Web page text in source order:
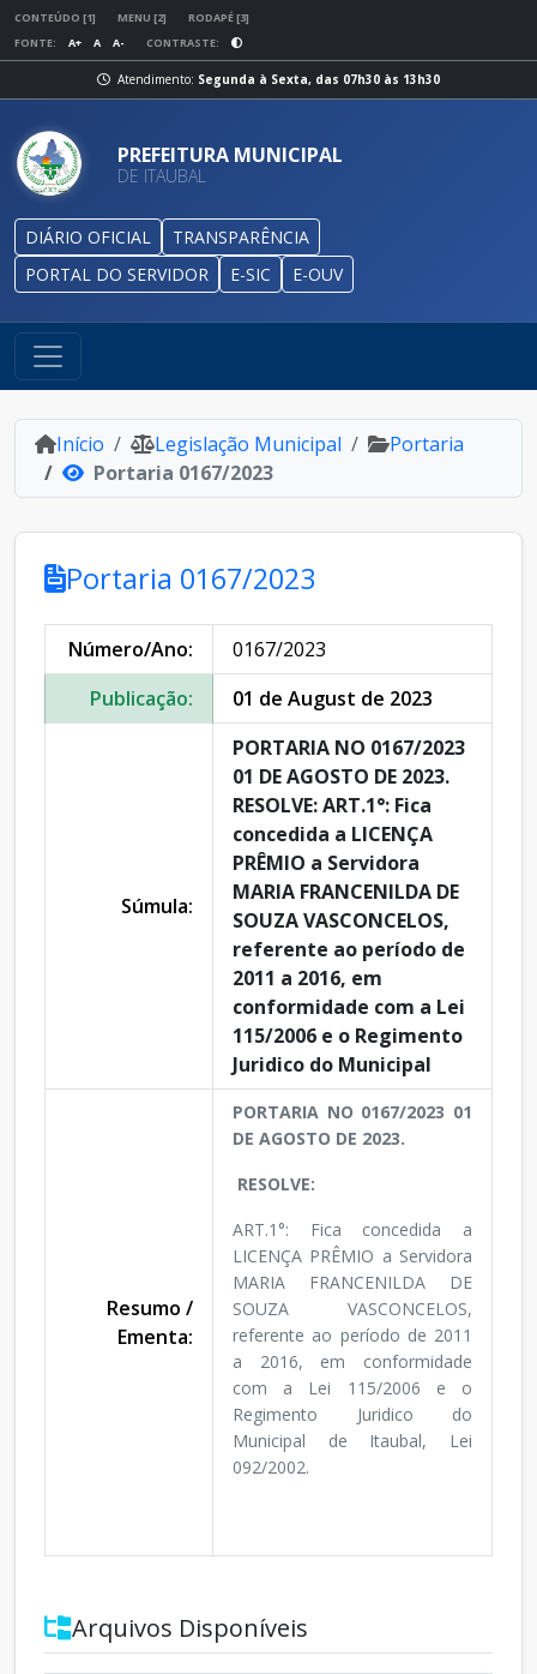
CONTEÚDO [1] MENU [2]
RODAPÉ [3]
FONTE:
A+ A A- CONTRASTE:
Atendimento: Segunda à Sexta, das 07h30 às 13h30
PREFEITURA MUNICIPAL
DE ITAUBAL
DIÁRIO OFICIAL
TRANSPARÊNCIA
PORTAL DO SERVIDOR
E-SIC E-OUV
Início Legislação Municipal
Portaria
Portaria 0167/2023
Portaria 0167/2023
Número/Ano:
0167/2023
Publicação:
01 de August de 2023
Súmula:
PORTARIA NO 0167/2023
01 DE AGOSTO DE 2023.
RESOLVE: ART.1°: Fica
concedida a LICENÇA
PRÊMIO a Servidora
MARIA FRANCENILDA DE
SOUZA VASCONCELOS,
referente ao período de
2011 a 2016, em
conformidade com a Lei
115/2006 e o Regimento
Juridico do Municipal
Resumo /
Ementa:
PORTARIA NO 0167/2023 01
DE AGOSTO DE 2023.
RESOLVE:
ART.1°: Fica concedida a
LICENÇA PRÊMIO a Servidora
MARIA FRANCENILDA DE
SOUZA VASCONCELOS,
referente ao período de 2011
a 2016, em conformidade
com a Lei 115/2006 e o
Regimento Juridico do
Municipal de Itaubal, Lei
092/2002.
Arquivos Disponíveis